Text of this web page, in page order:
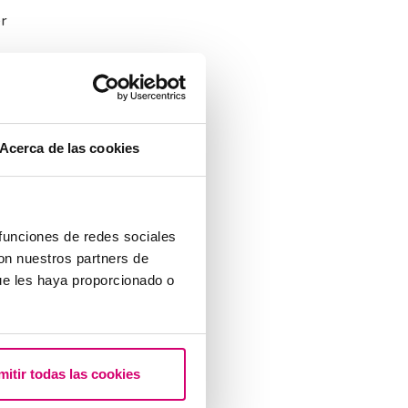
de las cookies
de redes sociales
nuestros partners de
les haya proporcionado o
todas las cookies
gering, gibt
ist